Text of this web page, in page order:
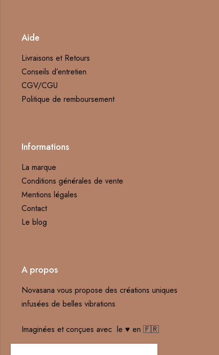
Aide
Livraisons et Retours
Conseils d’entretien
CGV/CGU
Politique de remboursement
Informations
La marque
Conditions générales de vente
Mentions légales
Contact
Le blog
A propos
Novasana vous propose des créations uniques
infusées de belles vibrations
Imaginées et conçues avec le ♥️ en 🇫🇷